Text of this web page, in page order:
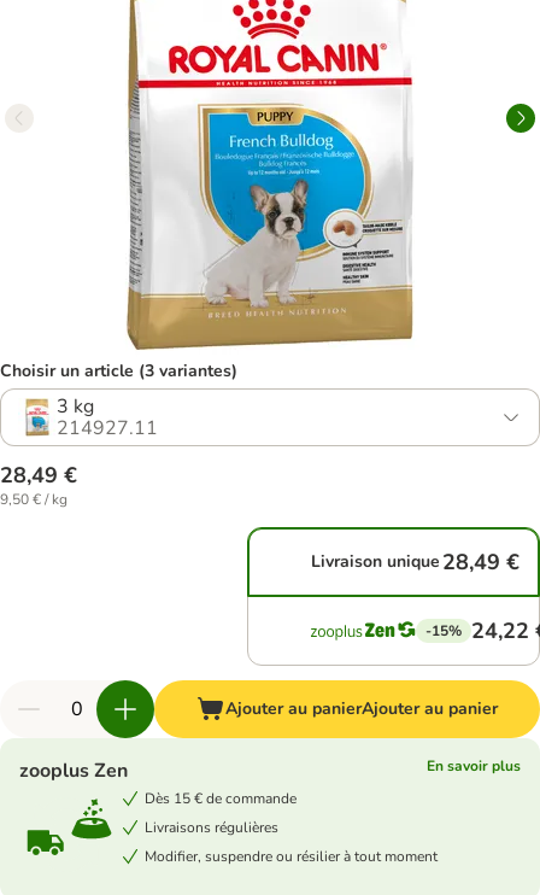
Choisir un article (3 variantes)
3 kg
214927.11
28,49 €
9,50 € / kg
Livraison unique 28,49 €
-15% 24,22
Ajouter au panierAjouter au panier
zooplus Zen
En savoir plus
Dès 15 € de commande
Livraisons régulières
Modifier, suspendre ou résilier à tout moment